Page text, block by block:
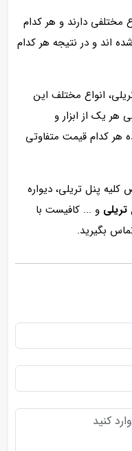
مختلفی دارند و هر کدام
اند و در نتیجه هر کدام
انواع مختلف این
یک از ابزار و
هر کدام قیمت متفاوتی
پنل تریلی، دیواره
و ... کافیست با
بگیرید.